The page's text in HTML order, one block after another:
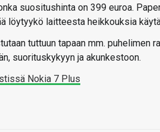
suositushinta on 399 euroa.
löytyykö laitteesta heikkouksia
tuttuun tapaan mm. puhelimen
suorituskykyyn ja akunkestoon.
Nokia 7 Plus